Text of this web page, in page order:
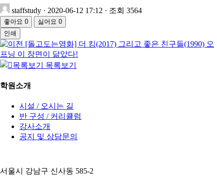
staffstudy · 2020-06-12 17:12 · 조회 3564
좋아요 0 싫어요 0
인쇄
[돌고도는영화] 더 킹(2017) 그리고 좋은 친구들(1990) 오
프닝 이 장면이 닮았다!
목록보기
학원소개
시설 / 오시는 길
반 구성 / 커리큘럼
강사소개
공지 및 상담문의
서울시 강남구 신사동 585-2